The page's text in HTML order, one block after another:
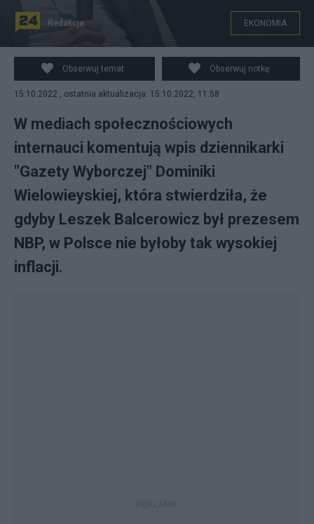
Dziennikarka "Gazety Wyborczej" twierdzi, że gdyby
Leszek Balcerowicz był prezesem NBP, Polska nie
mierzyłaby się z wysoką inflacją. (fot. PAP, Twitter)
Redakcja EKONOMIA
Obserwuj temat Obserwuj notkę
15.10.2022 , ostatnia aktualizacja: 15.10.2022, 11:58
W mediach społecznościowych
internauci komentują wpis dziennikarki
"Gazety Wyborczej" Dominiki
Wielowieyskiej, która stwierdziła, że
gdyby Leszek Balcerowicz był prezesem
NBP, w Polsce nie byłoby tak wysokiej
inflacji.